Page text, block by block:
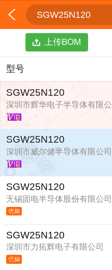
SGW25N120
上传BOM
型号
SGW25N120
深圳市辉华电子半导体有限公
司
SGW25N120
深圳市威尔健半导体有限公司
SGW25N120
无锡固电半导体股份有限公司
SGW25N120
深圳市力拓辉电子有限公司